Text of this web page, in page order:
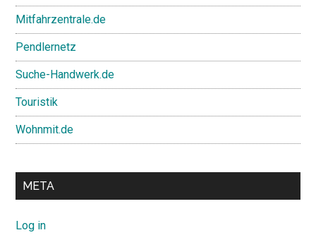
Mitfahrzentrale.de
Pendlernetz
Suche-Handwerk.de
Touristik
Wohnmit.de
META
Log in